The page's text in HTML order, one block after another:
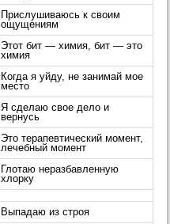
Прислушиваюсь к своим
ощущениям
Этот бит — химия, бит — это
химия
Когда я уйду, не занимай мое
место
Я сделаю свое дело и
вернусь
Это терапевтический момент,
лечебный момент
Глотаю неразбавленную
хлорку
Выпадаю из строя